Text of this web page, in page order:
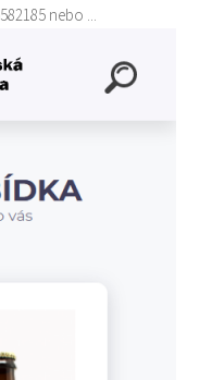
nebo ...